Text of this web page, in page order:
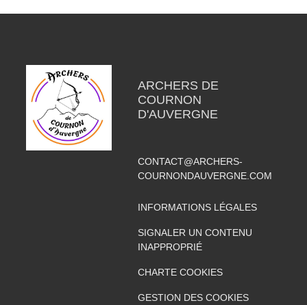
ARCHERS DE
COURNON
D'AUVERGNE
CONTACT@ARCHERS-
COURNONDAUVERGNE.COM
INFORMATIONS LÉGALES
SIGNALER UN CONTENU
INAPPROPRIÉ
CHARTE COOKIES
GESTION DES COOKIES